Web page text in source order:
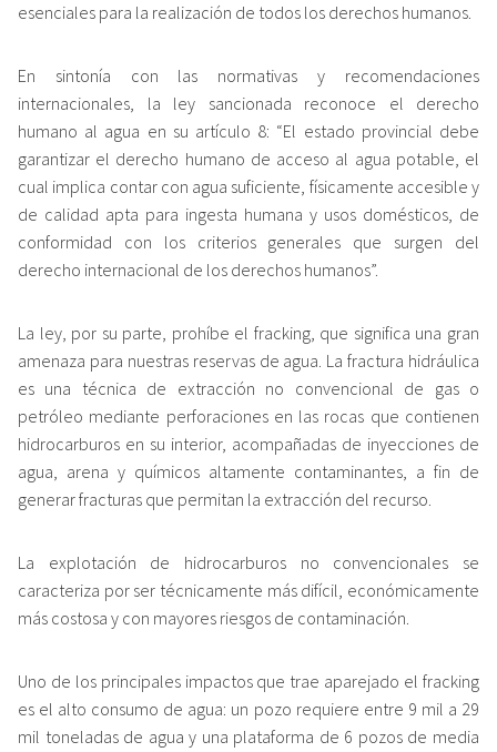
esenciales para la realización de todos los derechos humanos.
En sintonía con las normativas y recomendaciones
internacionales, la ley sancionada reconoce el derecho
humano al agua en su artículo 8: “El estado provincial debe
garantizar el derecho humano de acceso al agua potable, el
cual implica contar con agua suficiente, físicamente accesible y
de calidad apta para ingesta humana y usos domésticos, de
conformidad con los criterios generales que surgen del
derecho internacional de los derechos humanos”.
La ley, por su parte, prohíbe el fracking, que significa una gran
amenaza para nuestras reservas de agua. La fractura hidráulica
es una técnica de extracción no convencional de gas o
petróleo mediante perforaciones en las rocas que contienen
hidrocarburos en su interior, acompañadas de inyecciones de
agua, arena y químicos altamente contaminantes, a fin de
generar fracturas que permitan la extracción del recurso.
La explotación de hidrocarburos no convencionales se
caracteriza por ser técnicamente más difícil, económicamente
más costosa y con mayores riesgos de contaminación.
Uno de los principales impactos que trae aparejado el fracking
es el alto consumo de agua: un pozo requiere entre 9 mil a 29
mil toneladas de agua y una plataforma de 6 pozos de media